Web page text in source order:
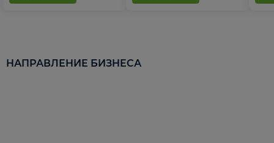
НАПРАВЛЕНИЕ БИЗНЕСА